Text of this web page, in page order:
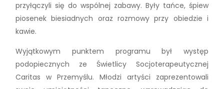
przyłączyli się do wspólnej zabawy. Były tańce, śpiew
piosenek biesiadnych oraz rozmowy przy obiedzie i
kawie.
Wyjątkowym punktem programu był występ
podopiecznych ze Świetlicy Socjoterapeutycznej
Caritas w Przemyślu. Młodzi artyści zaprezentowali